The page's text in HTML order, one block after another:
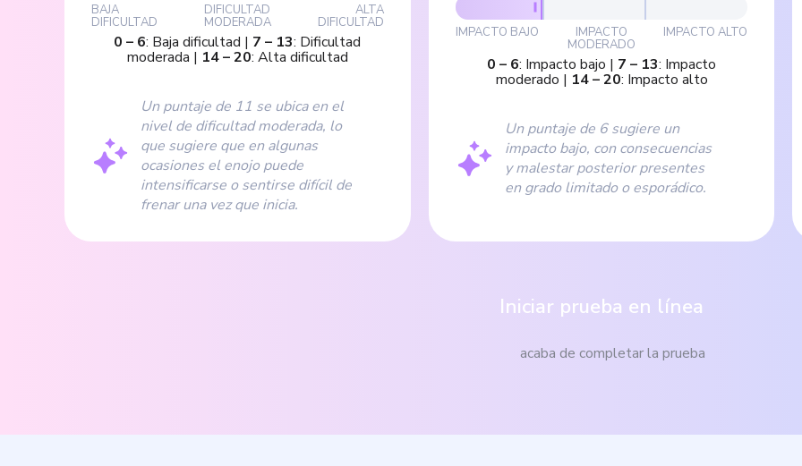
BAJA
DIFICULTAD
DIFICULTAD
MODERADA
ALTA
DIFICULTAD
0 – 6: Baja dificultad | 7 – 13: Dificultad
moderada | 14–20: Alta dificultad
Un puntaje de 11 se ubica en el
nivel de dificultad moderada, lo
que sugiere que en algunas
ocasiones el enojo puede
intensificarse o sentirse difícil de
frenar una vez que inicia.
IMPACTO BAJO IMPACTO
MODERADO
IMPACTO ALTO
0 – 6: Impacto bajo | 7 – 13: Impacto
moderado | 14–20: Impacto alto
Un puntaje de 6 sugiere un
impacto bajo, con consecuencias
y malestar posterior presentes
en grado limitado o esporádico.
Iniciar prueba en línea
acaba de completar la prueba